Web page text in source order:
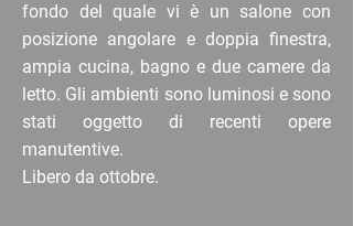
fondo del quale vi è un salone con
posizione angolare e doppia finestra,
ampia cucina, bagno e due camere da
letto. Gli ambienti sono luminosi e sono
stati oggetto di recenti opere
manutentive.
Libero da ottobre.